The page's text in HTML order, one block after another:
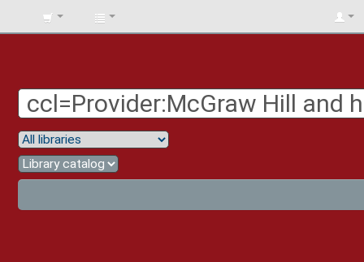
BIBLIOTECA